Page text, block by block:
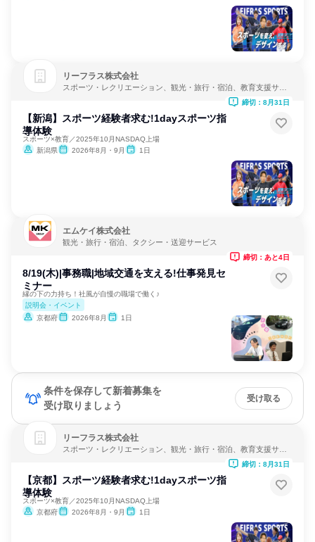
リーフラス株式会社
スポーツ・レクリエーション、観光・旅行・宿泊、教育支援サー
【新潟】スポーツ経験者求む!1dayスポーツ指
導体験
スポーツ×教育／2025年10月NASDAQ上場
新潟県
2026年8月・9月 1日
締切：8月31日
エムケイ株式会社
観光・旅行・宿泊、タクシー・送迎サービス
8/19(木)|事務職|地域交通を支える!仕事発見セ
ミナー
縁の下の力持ち！社風が自慢の職場で働く♪
説明会・イベント
京都府
2026年8月 1日
締切：あと4日
条件を保存して新着募集を
受け取りましょう
受け取る
リーフラス株式会社
スポーツ・レクリエーション、観光・旅行・宿泊、教育支援サー
【京都】スポーツ経験者求む!1dayスポーツ指
導体験
スポーツ×教育／2025年10月NASDAQ上場
京都府
2026年8月・9月 1日
締切：8月31日